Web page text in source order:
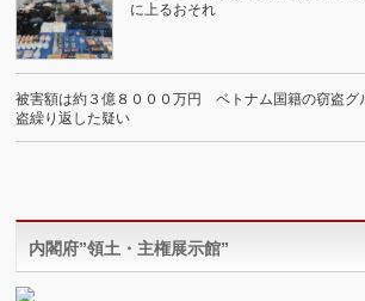
に上るおそれ
被害額は約３億８０００万円 ベトナム国籍の窃盗
盗繰り返した疑い
内閣府”領土・主権展示館”